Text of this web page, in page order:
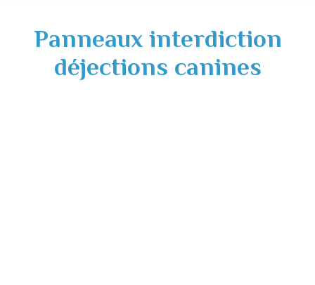
Panneaux interdiction
déjections canines